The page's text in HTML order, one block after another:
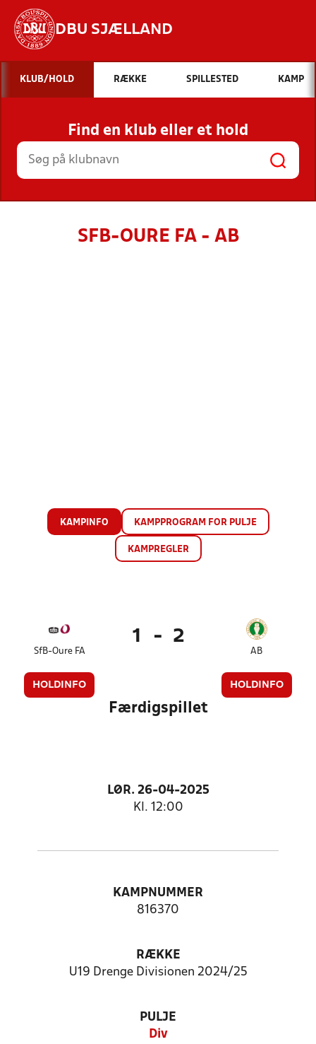
DBU SJÆLLAND
Hvad vil du søge efter?
INDHOLD OG NYHEDER
STILLINGER, RESULTATER, KLUBBER OG
HOLD
KLUB/HOLD RÆKKE SPILLESTED KAMP
Find en klub eller et hold
SFB-OURE FA - AB
KAMPINFO KAMPPROGRAM FOR PULJE
KAMPREGLER
SfB-Oure FA
HOLDINFO
1 - 2
AB
HOLDINFO
Færdigspillet
LØR. 26-04-2025
Kl. 12:00
KAMPNUMMER
816370
RÆKKE
U19 Drenge Divisionen 2024/25
PULJE
Div